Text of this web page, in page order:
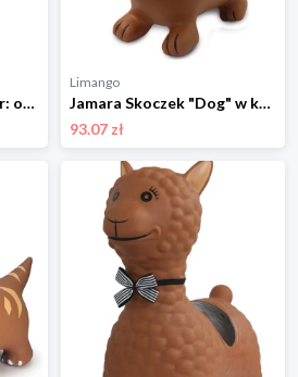
Jamara Łuk - 3+ rozmiar: onesize
Limango
Jamara Skoczek "Dog" w kolorze brązowym - 12 m+ rozmiar: onesize
93.07 zł